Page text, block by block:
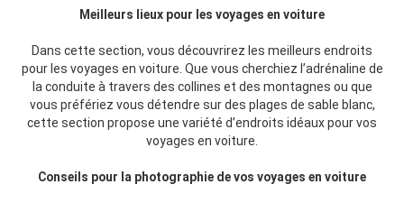
Meilleurs lieux pour les voyages en voiture
Dans cette section, vous découvrirez les meilleurs endroits
pour les voyages en voiture. Que vous cherchiez l’adrénaline de
la conduite à travers des collines et des montagnes ou que
vous préfériez vous détendre sur des plages de sable blanc,
cette section propose une variété d’endroits idéaux pour vos
voyages en voiture.
Conseils pour la photographie de vos voyages en voiture